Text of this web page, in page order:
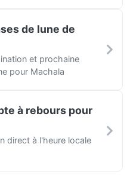
de lune de
et prochaine
pour Machala
à rebours pour
direct à l'heure locale